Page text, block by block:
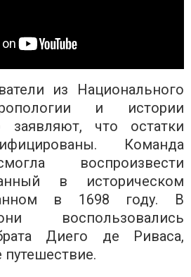
из Национального
и истории
заявляют, что остатки
Команда
воспроизвести
в историческом
в 1698 году. В
воспользовались
Диего де Риваса,